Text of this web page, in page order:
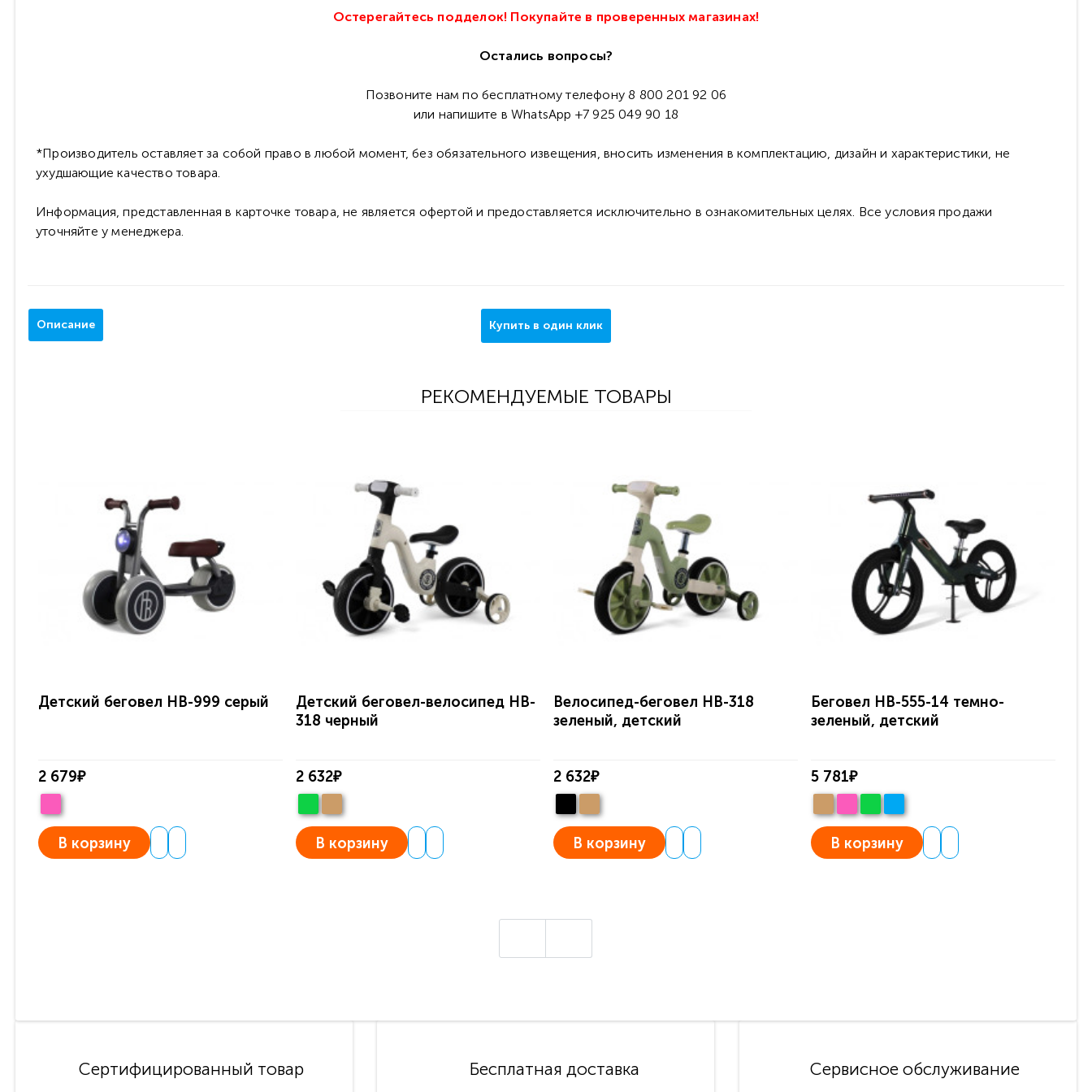
Остерегайтесь подделок! Покупайте в проверенных магазинах!
Остались вопросы?
Позвоните нам по бесплатному телефону 8 800 201 92 06
или напишите в WhatsApp +7 925 049 90 18
*Производитель оставляет за собой право в любой момент, без обязательного извещения, вносить изменения в комплектацию, дизайн и характеристики, не
ухудшающие качество товара.
Информация, представленная в карточке товара, не является офертой и предоставляется исключительно в ознакомительных целях. Все условия продажи
уточняйте у менеджера.
Описание Купить в один клик
РЕКОМЕНДУЕМЫЕ ТОВАРЫ
Детский беговел HB-999 серый
2 679₽
В корзину
Детский беговел-велосипед HB-
318 черный
2 632₽
В корзину
Велосипед-беговел HB-318
зеленый, детский
2 632₽
В корзину
Беговел HB-555-14 темно-
зеленый, детский
5 781₽
В корзину
Сертифицированный товар Бесплатная доставка Сервисное обслуживание